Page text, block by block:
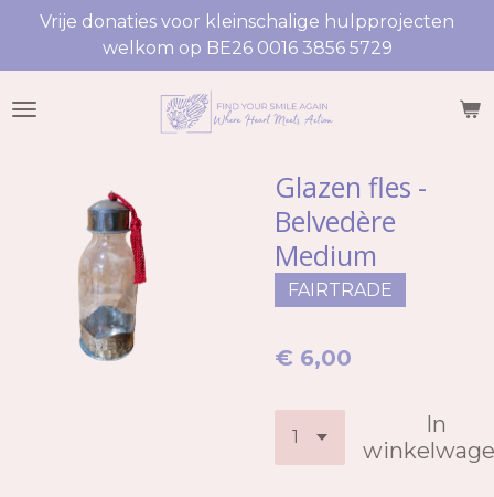
naar
de
Vrije donaties voor kleinschalige hulpprojecten
welkom op BE26 0016 3856 5729
Glazen fles -
Belvedère
Medium
FAIRTRADE
€ 6,00
In